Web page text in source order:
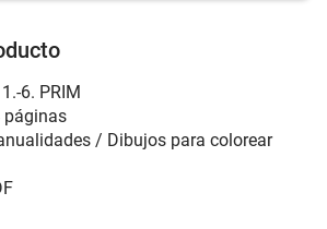
1.-6. PRIM
páginas
/ Dibujos para colorear